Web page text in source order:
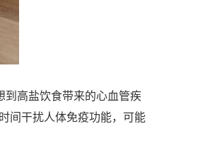
高盐饮食带来的心血管疾
间干扰人体免疫功能，可能